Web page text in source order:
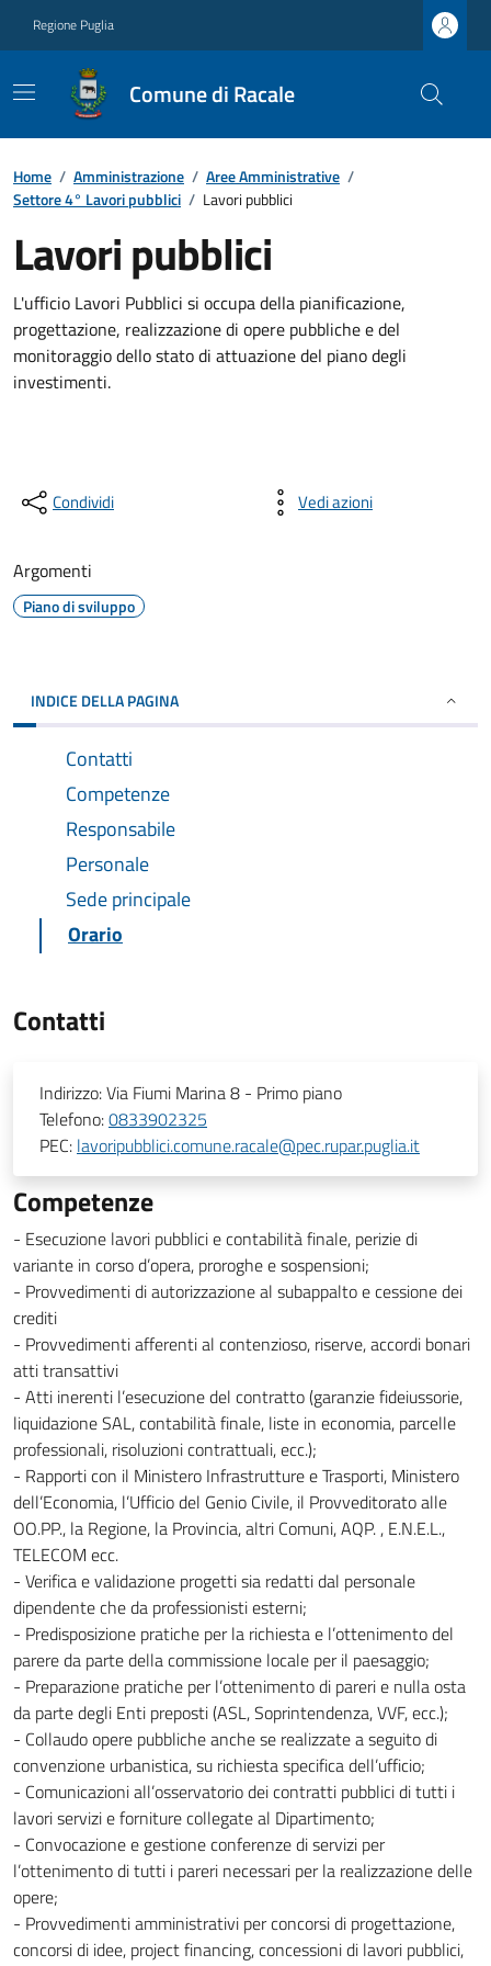
Regione Puglia
Comune di Racale
Home / Amministrazione / Aree Amministrative /
Settore 4° Lavori pubblici / Lavori pubblici
Lavori pubblici
L'ufficio Lavori Pubblici si occupa della pianificazione,
progettazione, realizzazione di opere pubbliche e del
monitoraggio dello stato di attuazione del piano degli
investimenti.
Condividi Vedi azioni
Argomenti
Piano di sviluppo
INDICE DELLA PAGINA
Contatti
Competenze
Responsabile
Personale
Sede principale
Orario
Contatti
Indirizzo:Via Fiumi Marina 8 - Primo piano
Telefono:0833902325
PEC: lavoripubblici.comune.racale@pec.rupar.puglia.it
Competenze
- Esecuzione lavori pubblici e contabilità finale, perizie di
variante in corso d’opera, proroghe e sospensioni;
- Provvedimenti di autorizzazione al subappalto e cessione dei
crediti
- Provvedimenti afferenti al contenzioso, riserve, accordi bonari
atti transattivi
- Atti inerenti l’esecuzione del contratto (garanzie fideiussorie,
liquidazione SAL, contabilità finale, liste in economia, parcelle
professionali, risoluzioni contrattuali, ecc.);
- Rapporti con il Ministero Infrastrutture e Trasporti, Ministero
dell’Economia, l’Ufficio del Genio Civile, il Provveditorato alle
OO.PP., la Regione, la Provincia, altri Comuni, AQP. , E.N.E.L.,
TELECOM ecc.
- Verifica e validazione progetti sia redatti dal personale
dipendente che da professionisti esterni;
- Predisposizione pratiche per la richiesta e l’ottenimento del
parere da parte della commissione locale per il paesaggio;
- Preparazione pratiche per l’ottenimento di pareri e nulla osta
da parte degli Enti preposti (ASL, Soprintendenza, VVF, ecc.);
- Collaudo opere pubbliche anche se realizzate a seguito di
convenzione urbanistica, su richiesta specifica dell’ufficio;
- Comunicazioni all’osservatorio dei contratti pubblici di tutti i
lavori servizi e forniture collegate al Dipartimento;
- Convocazione e gestione conferenze di servizi per
l’ottenimento di tutti i pareri necessari per la realizzazione delle
opere;
- Provvedimenti amministrativi per concorsi di progettazione,
concorsi di idee, project financing, concessioni di lavori pubblici,